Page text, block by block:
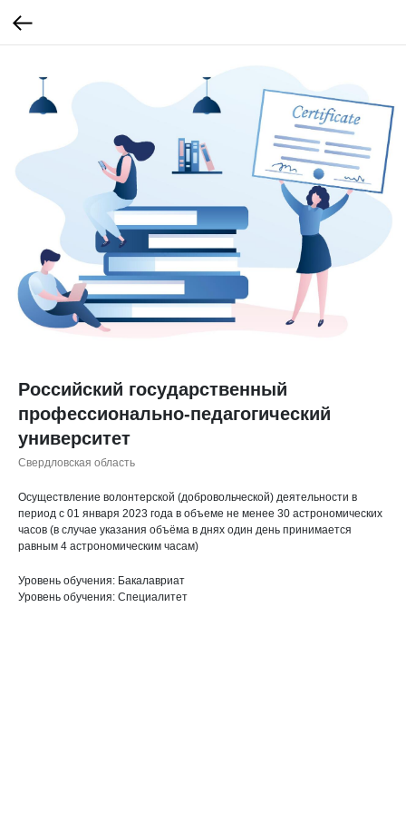
Российский государственный
профессионально-педагогический
университет
Свердловская область
Осуществление волонтерской (добровольческой) деятельности в
период с 01 января 2023 года в объеме не менее 30 астрономических
часов (в случае указания объёма в днях один день принимается
равным 4 астрономическим часам)
Уровень обучения: Бакалавриат
Уровень обучения: Специалитет